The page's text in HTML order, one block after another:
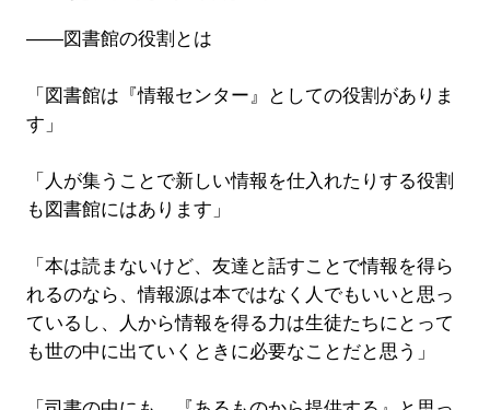
――図書館の役割とは
「図書館は『情報センター』としての役割がありま
す」
「人が集うことで新しい情報を仕入れたりする役割
も図書館にはあります」
「本は読まないけど、友達と話すことで情報を得ら
れるのなら、情報源は本ではなく人でもいいと思っ
ているし、人から情報を得る力は生徒たちにとって
も世の中に出ていくときに必要なことだと思う」